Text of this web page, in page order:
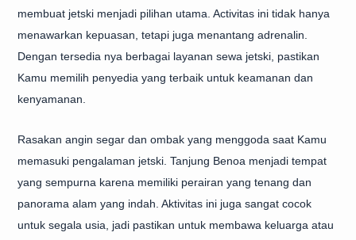
membuat jetski menjadi pilihan utama. Activitas ini tidak hanya
menawarkan kepuasan, tetapi juga menantang adrenalin.
Dengan tersedia nya berbagai layanan sewa jetski, pastikan
Kamu memilih penyedia yang terbaik untuk keamanan dan
kenyamanan.
Rasakan angin segar dan ombak yang menggoda saat Kamu
memasuki pengalaman jetski. Tanjung Benoa menjadi tempat
yang sempurna karena memiliki perairan yang tenang dan
panorama alam yang indah. Aktivitas ini juga sangat cocok
untuk segala usia, jadi pastikan untuk membawa keluarga atau